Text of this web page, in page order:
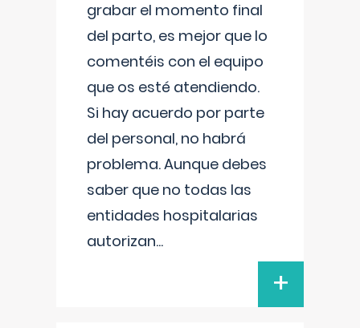
grabar el momento final
del parto, es mejor que lo
comentéis con el equipo
que os esté atendiendo.
Si hay acuerdo por parte
del personal, no habrá
problema. Aunque debes
saber que no todas las
entidades hospitalarias
autorizan...
+